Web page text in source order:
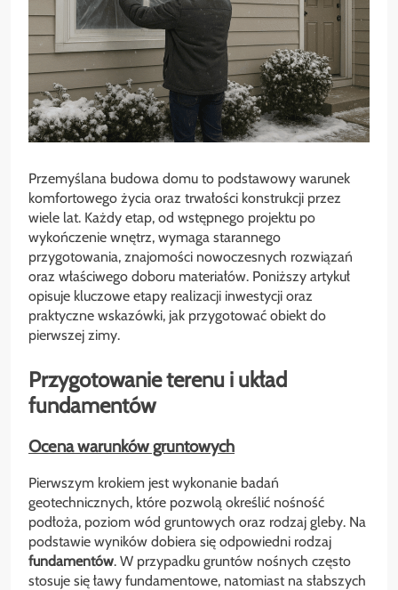
Przemyślana budowa domu to podstawowy warunek
komfortowego życia oraz trwałości konstrukcji przez
wiele lat. Każdy etap, od wstępnego projektu po
wykończenie wnętrz, wymaga starannego
przygotowania, znajomości nowoczesnych rozwiązań
oraz właściwego doboru materiałów. Poniższy artykuł
opisuje kluczowe etapy realizacji inwestycji oraz
praktyczne wskazówki, jak przygotować obiekt do
pierwszej zimy.
Przygotowanie terenu i układ
fundamentów
Ocena warunków gruntowych
Pierwszym krokiem jest wykonanie badań
geotechnicznych, które pozwolą określić nośność
podłoża, poziom wód gruntowych oraz rodzaj gleby. Na
podstawie wyników dobiera się odpowiedni rodzaj
fundamentów. W przypadku gruntów nośnych często
stosuje się ławy fundamentowe, natomiast na słabszych